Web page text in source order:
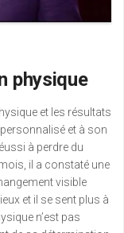
physique
et les résultats
et à son
à perdre du
il a constaté une
visible
et il se sent plus à
n’est pas